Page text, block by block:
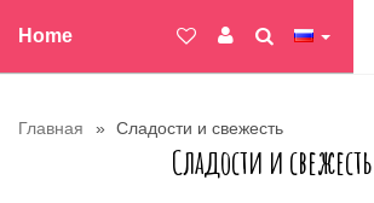
Home
Главная Сладости и свежесть
Сладости и свежесть